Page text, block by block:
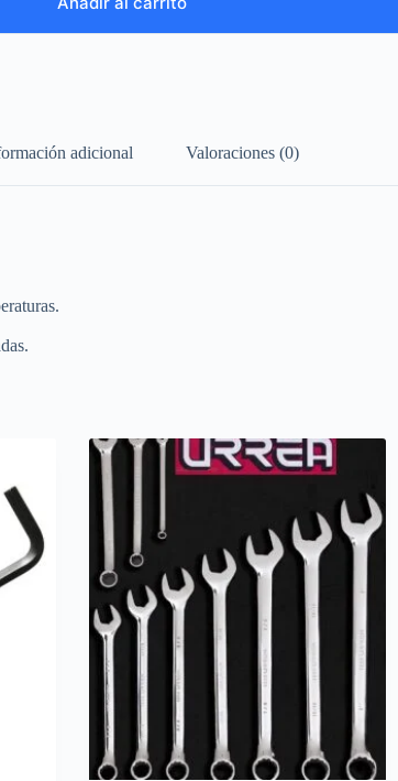
adicional Valoraciones (0)